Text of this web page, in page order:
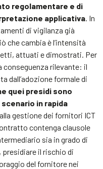
regolamentare e di
applicativa. In
di vigilanza già
cambia è l’intensità
attuati e dimostrati. Per
conseguenza rilevante: il
dall’adozione formale di
quei presidi sono
in rapida
gestione dei fornitori ICT
contenga clausole
sia in grado di
, presidiare il rischio di
del fornitore nei